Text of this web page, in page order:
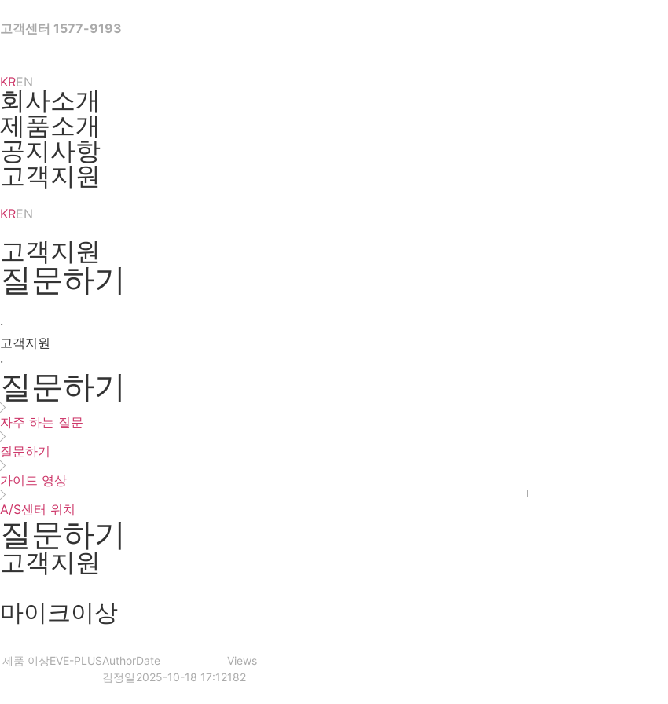
to
고객센터 1577-9193
KREN
회사소개
제품소개
공지사항
고객지원
KREN
고객지원
질문하기
·
고객지원
·
질문하기
자주 하는 질문
질문하기
가이드 영상
A/S센터 위치
질문하기
고객지원
마이크이상
제품 이상EVE-PLUSAuthor
김정일
Date
2025-10-18 17:12
Views
182